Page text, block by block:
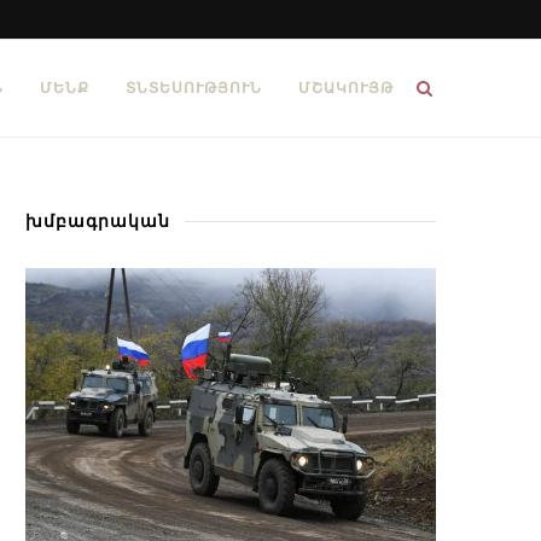
ՄԵՆՔ ՏՆՏԵՍՈՒԹՅՈՒՆ ՄՇԱԿՈՒՅԹ
խմբագրական